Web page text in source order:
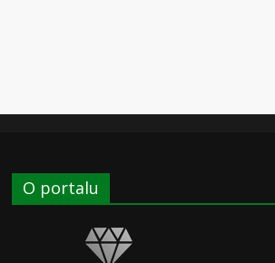
O portalu